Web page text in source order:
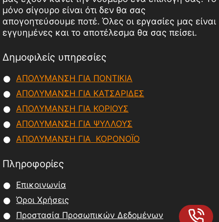
μόνο σίγουρο είναι ότι δεν θα σας
απογοητεύσουμε ποτέ. Όλες οι εργασίες μας είναι
εγγυημένες και το αποτέλεσμα θα σας πείσει.
Δημοφιλείς υπηρεσίες
ΑΠΟΛΥΜΑΝΣΗ ΓΙΑ ΠΟΝΤΙΚΙΑ
ΑΠΟΛΥΜΑΝΣΗ ΓΙΑ ΚΑΤΣΑΡΙΔΕΣ
ΑΠΟΛΥΜΑΝΣΗ ΓΙΑ ΚΟΡΙΟΥΣ
ΑΠΟΛΥΜΑΝΣΗ ΓΙΑ ΨΥΛΛΟΥΣ
ΑΠΟΛΥΜΑΝΣΗ ΓΙΑ ΚΟΡΟΝΟΪΟ
Πληροφορίες
Επικοινωνία
Όροι Χρήσεις
Προστασία Προσωπικών Δεδομένων